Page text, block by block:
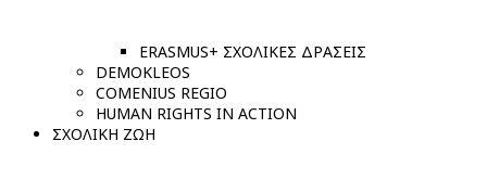
ERASMUS+ ΣΧΟΛΙΚΕΣ ΔΡΑΣΕΙΣ
DEMOKLEOS
COMENIUS REGIO
HUMAN RIGHTS IN ACTION
ΣΧΟΛΙΚΗ ΖΩΗ